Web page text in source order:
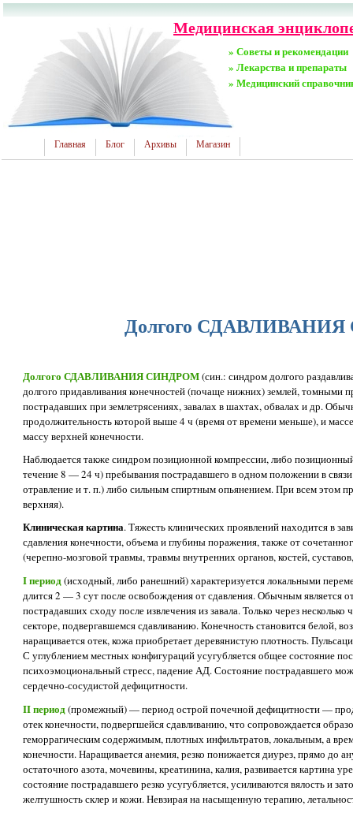
Медицинская
» Советы и рекомендации
» Лекарства и препараты
» Медицинский
Главная Блог Архивы Магазин
Долгого
Долгого СДАВЛИВАНИЯ СИНДРОМ(син.: синдром долгого
долгого придавливания конечностей (почаще нижних) землей, томными
пострадавших при землетрясениях, завалах в шахтах, обвалах и др.
продолжительность которой выше 4 ч (время от времени меньше), и
массу верхней конечности.
Наблюдается также синдром позиционной компрессии, либо
течение 8 — 24 ч) пребывания пострадавшего в одном положении в
отравление и т. п.) либо сильным спиртным опьянением. При всем этом
верхняя).
Клиническая картина. Тяжесть клинических проявлений находится в
сдавления конечности, объема и глубины поражения, также от
(черепно-мозговой травмы, травмы внутренних органов, костей,
I период(исходный, либо ранешний) характеризуется локальными
длится 2 — 3 сут после освобождения от сдавления. Обычным является
пострадавших сходу после извлечения из завала. Только через
секторе, подвергавшемся сдавливанию. Конечность становится белой,
наращивается отек, кожа приобретает деревянистую плотность.
С углублением местных конфигураций усугубляется общее состояние
психоэмоциональный стресс, падение АД. Состояние пострадавшего
сердечно-сосудистой дефицитности.
II период(промежный) — период острой почечной дефицитности —
отек конечности, подвергшейся сдавливанию, что сопровождается
геморрагическим содержимым, плотных инфильтратов, локальным, а
конечности. Наращивается анемия, резко понижается диурез, прямо до
остаточного азота, мочевины, креатинина, калия, развивается картина
состояние пострадавшего резко усугубляется, усиливаются вялость и
желтушность склер и кожи. Невзирая на насыщенную терапию,